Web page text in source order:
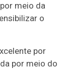
meio da
o
por
por meio do